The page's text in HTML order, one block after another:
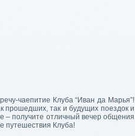
чаепитие Клуба “Иван да Марья”!
прошедших, так и будущих поездок и
– получите отличный вечер общения
путешествия Клуба!